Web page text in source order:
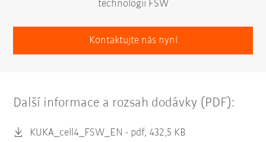
technologii FSW
Kontaktujte nás nyní
Další informace a rozsah dodávky (PDF):
KUKA_cell4_FSW_EN - pdf, 432,5 KB